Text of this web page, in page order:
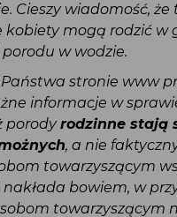
Cieszy wiadomość,
kobiety mogą rodzić
w wodzie.
stronie www
informacje w
porodyrodzinne
, a nie
towarzyszącym
bowiem, w
towarzyszącym